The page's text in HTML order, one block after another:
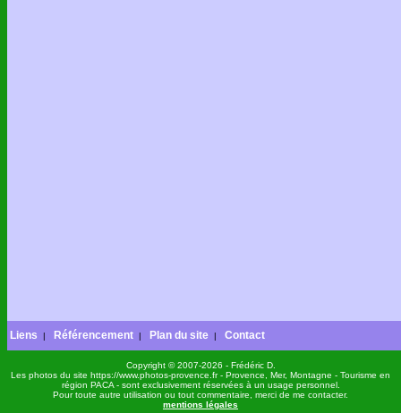
Liens | Référencement | Plan du site | Contact
Copyright © 2007-2026 - Frédéric D.
Les photos du site https://www.photos-provence.fr - Provence, Mer, Montagne - Tourisme en
région PACA - sont exclusivement réservées à un usage personnel.
Pour toute autre utilisation ou tout commentaire, merci de me contacter.
mentions légales